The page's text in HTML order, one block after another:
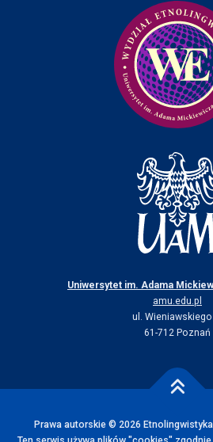
Uniwersytet im. Adama
amu.edu.pl
ul. Wieniawskiego
61-712 Poznań
Prawa autorskie © 2026